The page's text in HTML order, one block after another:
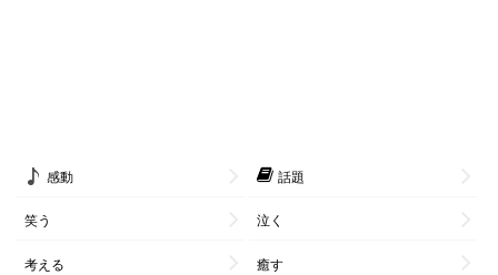
感動 話題
笑う 泣く
考える 癒す